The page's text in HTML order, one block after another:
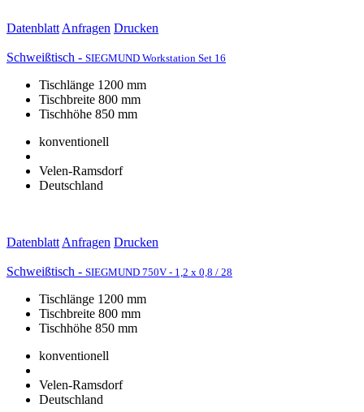
Datenblatt Anfragen Drucken
Schweißtisch - SIEGMUND Workstation Set 16
Tischlänge 1200 mm
Tischbreite 800 mm
Tischhöhe 850 mm
konventionell
Velen-Ramsdorf
Deutschland
Datenblatt Anfragen Drucken
Schweißtisch - SIEGMUND 750V - 1,2 x 0,8 / 28
Tischlänge 1200 mm
Tischbreite 800 mm
Tischhöhe 850 mm
konventionell
Velen-Ramsdorf
Deutschland